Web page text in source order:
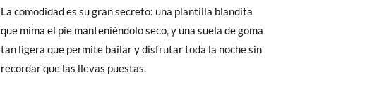
La comodidad es su gran secreto: una plantilla blandita
que mima el pie manteniéndolo seco, y una suela de goma
tan ligera que permite bailar y disfrutar toda la noche sin
recordar que las llevas puestas.